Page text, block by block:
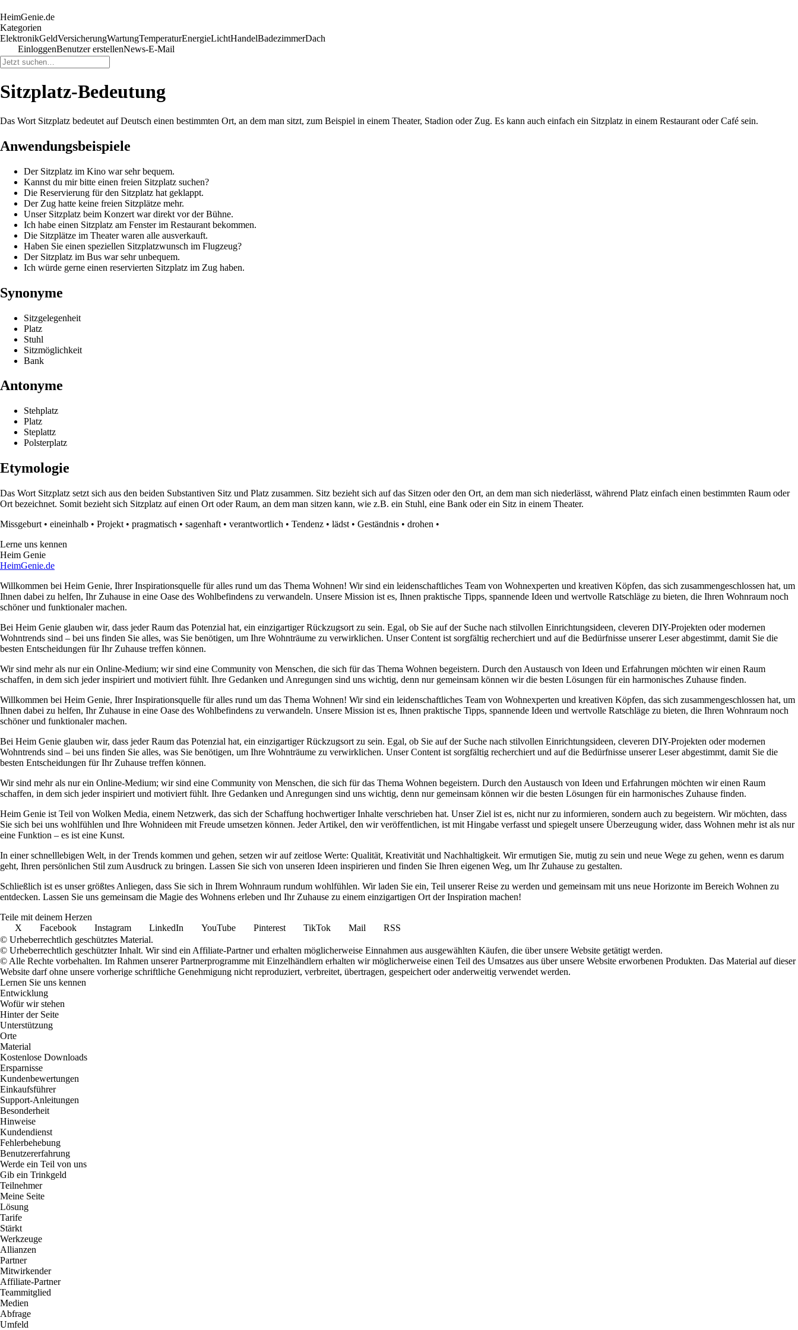
HeimGenie.de
Kategorien
ElektronikGeldVersicherungWartungTemperaturEnergieLichtHandelBadezimmerDach
EinloggenBenutzer erstellenNews-E-Mail
Sitzplatz-Bedeutung
Das Wort Sitzplatz bedeutet auf Deutsch einen bestimmten Ort, an dem man sitzt, zum Beispiel in einem Theater, Stadion oder Zug. Es kann auch einfach ein Sitzplatz in einem Restaurant oder Café sein.
Anwendungsbeispiele
Der Sitzplatz im Kino war sehr bequem.
Kannst du mir bitte einen freien Sitzplatz suchen?
Die Reservierung für den Sitzplatz hat geklappt.
Der Zug hatte keine freien Sitzplätze mehr.
Unser Sitzplatz beim Konzert war direkt vor der Bühne.
Ich habe einen Sitzplatz am Fenster im Restaurant bekommen.
Die Sitzplätze im Theater waren alle ausverkauft.
Haben Sie einen speziellen Sitzplatzwunsch im Flugzeug?
Der Sitzplatz im Bus war sehr unbequem.
Ich würde gerne einen reservierten Sitzplatz im Zug haben.
Synonyme
Sitzgelegenheit
Platz
Stuhl
Sitzmöglichkeit
Bank
Antonyme
Stehplatz
Platz
Steplattz
Polsterplatz
Etymologie
Das Wort Sitzplatz setzt sich aus den beiden Substantiven Sitz und Platz zusammen. Sitz bezieht sich auf das Sitzen oder den Ort, an dem man sich niederlässt, während Platz einfach einen bestimmten Raum oder
Ort bezeichnet. Somit bezieht sich Sitzplatz auf einen Ort oder Raum, an dem man sitzen kann, wie z.B. ein Stuhl, eine Bank oder ein Sitz in einem Theater.
Missgeburt • eineinhalb • Projekt • pragmatisch • sagenhaft • verantwortlich • Tendenz • lädst • Geständnis • drohen •
Lerne uns kennen
Heim Genie
HeimGenie.de
Willkommen bei Heim Genie, Ihrer Inspirationsquelle für alles rund um das Thema Wohnen! Wir sind ein leidenschaftliches Team von Wohnexperten und kreativen Köpfen, das sich zusammengeschlossen hat, um
Ihnen dabei zu helfen, Ihr Zuhause in eine Oase des Wohlbefindens zu verwandeln. Unsere Mission ist es, Ihnen praktische Tipps, spannende Ideen und wertvolle Ratschläge zu bieten, die Ihren Wohnraum noch
schöner und funktionaler machen.
Bei Heim Genie glauben wir, dass jeder Raum das Potenzial hat, ein einzigartiger Rückzugsort zu sein. Egal, ob Sie auf der Suche nach stilvollen Einrichtungsideen, cleveren DIY-Projekten oder modernen
Wohntrends sind – bei uns finden Sie alles, was Sie benötigen, um Ihre Wohnträume zu verwirklichen. Unser Content ist sorgfältig recherchiert und auf die Bedürfnisse unserer Leser abgestimmt, damit Sie die
besten Entscheidungen für Ihr Zuhause treffen können.
Wir sind mehr als nur ein Online-Medium; wir sind eine Community von Menschen, die sich für das Thema Wohnen begeistern. Durch den Austausch von Ideen und Erfahrungen möchten wir einen Raum
schaffen, in dem sich jeder inspiriert und motiviert fühlt. Ihre Gedanken und Anregungen sind uns wichtig, denn nur gemeinsam können wir die besten Lösungen für ein harmonisches Zuhause finden.
Willkommen bei Heim Genie, Ihrer Inspirationsquelle für alles rund um das Thema Wohnen! Wir sind ein leidenschaftliches Team von Wohnexperten und kreativen Köpfen, das sich zusammengeschlossen hat, um
Ihnen dabei zu helfen, Ihr Zuhause in eine Oase des Wohlbefindens zu verwandeln. Unsere Mission ist es, Ihnen praktische Tipps, spannende Ideen und wertvolle Ratschläge zu bieten, die Ihren Wohnraum noch
schöner und funktionaler machen.
Bei Heim Genie glauben wir, dass jeder Raum das Potenzial hat, ein einzigartiger Rückzugsort zu sein. Egal, ob Sie auf der Suche nach stilvollen Einrichtungsideen, cleveren DIY-Projekten oder modernen
Wohntrends sind – bei uns finden Sie alles, was Sie benötigen, um Ihre Wohnträume zu verwirklichen. Unser Content ist sorgfältig recherchiert und auf die Bedürfnisse unserer Leser abgestimmt, damit Sie die
besten Entscheidungen für Ihr Zuhause treffen können.
Wir sind mehr als nur ein Online-Medium; wir sind eine Community von Menschen, die sich für das Thema Wohnen begeistern. Durch den Austausch von Ideen und Erfahrungen möchten wir einen Raum
schaffen, in dem sich jeder inspiriert und motiviert fühlt. Ihre Gedanken und Anregungen sind uns wichtig, denn nur gemeinsam können wir die besten Lösungen für ein harmonisches Zuhause finden.
Heim Genie ist Teil von Wolken Media, einem Netzwerk, das sich der Schaffung hochwertiger Inhalte verschrieben hat. Unser Ziel ist es, nicht nur zu informieren, sondern auch zu begeistern. Wir möchten, dass
Sie sich bei uns wohlfühlen und Ihre Wohnideen mit Freude umsetzen können. Jeder Artikel, den wir veröffentlichen, ist mit Hingabe verfasst und spiegelt unsere Überzeugung wider, dass Wohnen mehr ist als nur
eine Funktion – es ist eine Kunst.
In einer schnelllebigen Welt, in der Trends kommen und gehen, setzen wir auf zeitlose Werte: Qualität, Kreativität und Nachhaltigkeit. Wir ermutigen Sie, mutig zu sein und neue Wege zu gehen, wenn es darum
geht, Ihren persönlichen Stil zum Ausdruck zu bringen. Lassen Sie sich von unseren Ideen inspirieren und finden Sie Ihren eigenen Weg, um Ihr Zuhause zu gestalten.
Schließlich ist es unser größtes Anliegen, dass Sie sich in Ihrem Wohnraum rundum wohlfühlen. Wir laden Sie ein, Teil unserer Reise zu werden und gemeinsam mit uns neue Horizonte im Bereich Wohnen zu
entdecken. Lassen Sie uns gemeinsam die Magie des Wohnens erleben und Ihr Zuhause zu einem einzigartigen Ort der Inspiration machen!
Teile mit deinem Herzen
X
Facebook Instagram LinkedIn YouTube Pinterest TikTok Mail
RSS
© Urheberrechtlich geschütztes Material.
© Urheberrechtlich geschützter Inhalt. Wir sind ein Affiliate-Partner und erhalten möglicherweise Einnahmen aus ausgewählten Käufen, die über unsere Website getätigt werden.
© Alle Rechte vorbehalten. Im Rahmen unserer Partnerprogramme mit Einzelhändlern erhalten wir möglicherweise einen Teil des Umsatzes aus über unsere Website erworbenen Produkten. Das Material auf dieser
Website darf ohne unsere vorherige schriftliche Genehmigung nicht reproduziert, verbreitet, übertragen, gespeichert oder anderweitig verwendet werden.
Lernen Sie uns kennen
Entwicklung
Wofür wir stehen
Hinter der Seite
Unterstützung
Orte
Material
Kostenlose Downloads
Ersparnisse
Kundenbewertungen
Einkaufsführer
Support-Anleitungen
Besonderheit
Hinweise
Kundendienst
Fehlerbehebung
Benutzererfahrung
Werde ein Teil von uns
Gib ein Trinkgeld
Teilnehmer
Meine Seite
Lösung
Tarife
Stärkt
Werkzeuge
Allianzen
Partner
Mitwirkender
Affiliate-Partner
Teammitglied
Medien
Abfrage
Umfeld